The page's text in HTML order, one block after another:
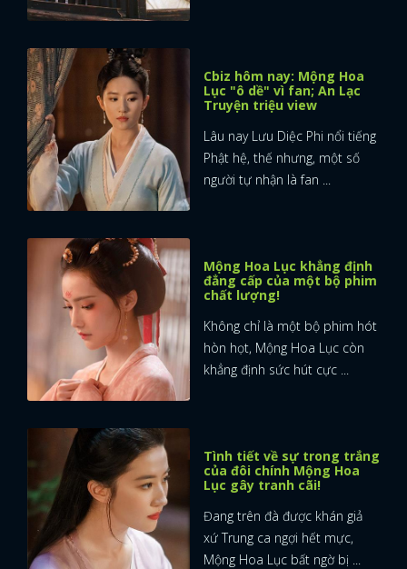
Cbiz hôm nay: Mộng Hoa
Lục "ô dề" vì fan; An Lạc
Truyện triệu view
Lâu nay Lưu Diệc Phi nổi tiếng
Phật hệ, thế nhưng, một số
người tự nhận là fan ...
Mộng Hoa Lục khẳng định
đẳng cấp của một bộ phim
chất lượng!
Không chỉ là một bộ phim hót
hòn họt, Mộng Hoa Lục còn
khẳng định sức hút cực ...
Tình tiết về sự trong trắng
của đôi chính Mộng Hoa
Lục gây tranh cãi!
Đang trên đà được khán giả
xứ Trung ca ngợi hết mực,
Mộng Hoa Lục bất ngờ bị ...